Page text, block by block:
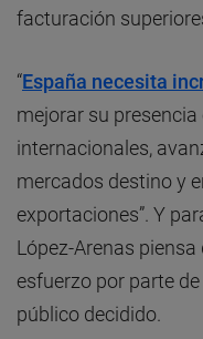
facturación
“España necesita
mejorar su
internacionales,
mercados destino y
exportaciones”. Y
López-Arenas
esfuerzo por parte
público decidido.